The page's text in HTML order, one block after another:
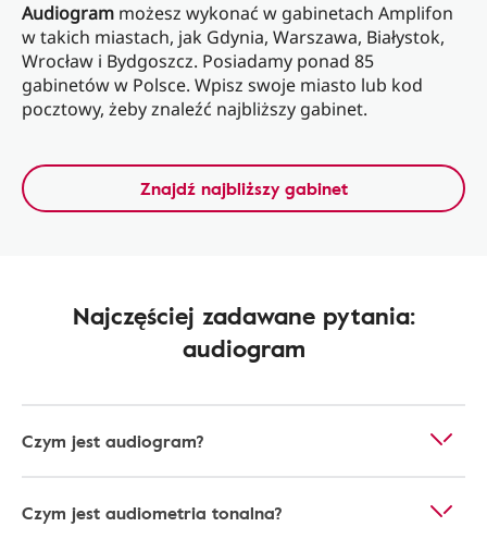
Audiogram możesz wykonać w gabinetach Amplifon
w takich miastach, jak Gdynia, Warszawa, Białystok,
Wrocław i Bydgoszcz. Posiadamy ponad 85
gabinetów w Polsce. Wpisz swoje miasto lub kod
pocztowy, żeby znaleźć najbliższy gabinet.
Znajdź najbliższy gabinet
Najczęściej zadawane pytania:
audiogram
Czym jest audiogram?
Czym jest audiometria tonalna?